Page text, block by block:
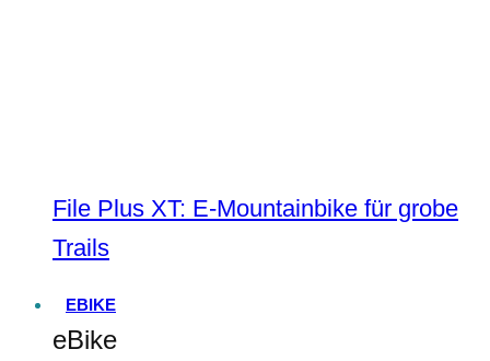
File Plus XT: E-Mountainbike für grobe
Trails
EBIKE
eBike